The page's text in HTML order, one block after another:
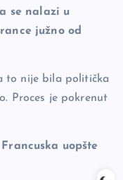
se nalazi u
južno od
to nije bila politička
Proces je pokrenut
uopšte